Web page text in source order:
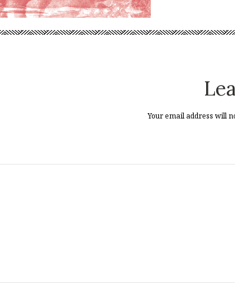
Your email address will